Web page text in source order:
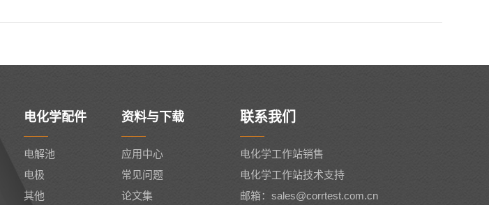
电化学配件
电解池
电极
其他
资料与下载
应用中心
常见问题
论文集
联系我们
电化学工作站销售
电化学工作站技术支持
邮箱：sales@corrtest.com.cn